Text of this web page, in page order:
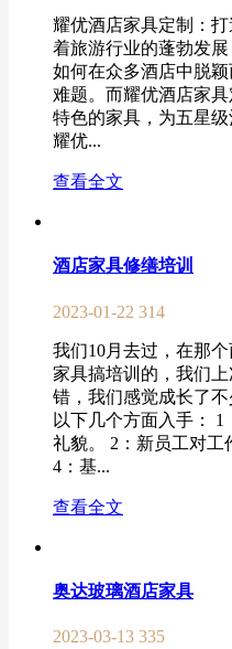
耀优酒店家具定制：
着旅游行业的蓬勃发展
如何在众多酒店中脱
难题。而耀优酒店家
特色的家具，为五星级
耀优...
查看全文
酒店家具修缮培训
2023-01-22 314
我们10月去过，在那
家具搞培训的，我们
错，我们感觉成长了
以下几个方面入手：
礼貌。 2：新员工对工
4：基...
查看全文
奥达玻璃酒店家具
2023-03-13 335